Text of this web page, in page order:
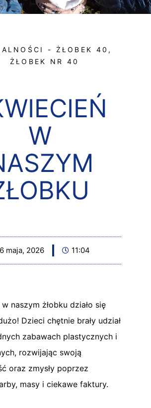
- ŻŁOBEK 40 ,
ŻŁOBEK NR 40
W
6 maja, 2026 11:04
naszym żłobku działo się
Dzieci chętnie brały udział
zabawach plastycznych i
rozwijając swoją
oraz zmysły poprzez
masy i ciekawe faktury.